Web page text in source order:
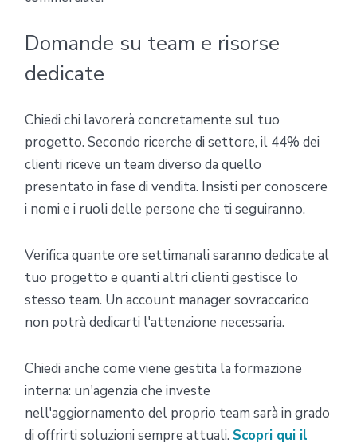
Domande su team e risorse
dedicate
Chiedi chi lavorerà concretamente sul tuo
progetto. Secondo ricerche di settore, il 44% dei
clienti riceve un team diverso da quello
presentato in fase di vendita. Insisti per conoscere
i nomi e i ruoli delle persone che ti seguiranno.
Verifica quante ore settimanali saranno dedicate al
tuo progetto e quanti altri clienti gestisce lo
stesso team. Un account manager sovraccarico
non potrà dedicarti l'attenzione necessaria.
Chiedi anche come viene gestita la formazione
interna: un'agenzia che investe
nell'aggiornamento del proprio team sarà in grado
di offrirti soluzioni sempre attuali. Scopri qui il